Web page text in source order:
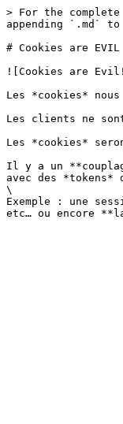
> For the
appending `.md`
# Cookies are EVIL
![Cookies are
Les *cookies*
Les clients ne
Les *cookies*
Il y a un
avec des *tokens*
\
Exemple : une